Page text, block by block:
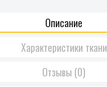
Описание
Характеристики ткани
Отзывы (0)